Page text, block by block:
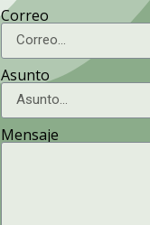
Correo
Asunto
Mensaje